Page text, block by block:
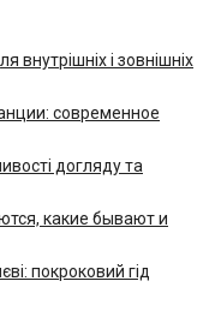
внутрішніх і зовнішніх
современное
догляду та
какие бывают и
покроковий гід